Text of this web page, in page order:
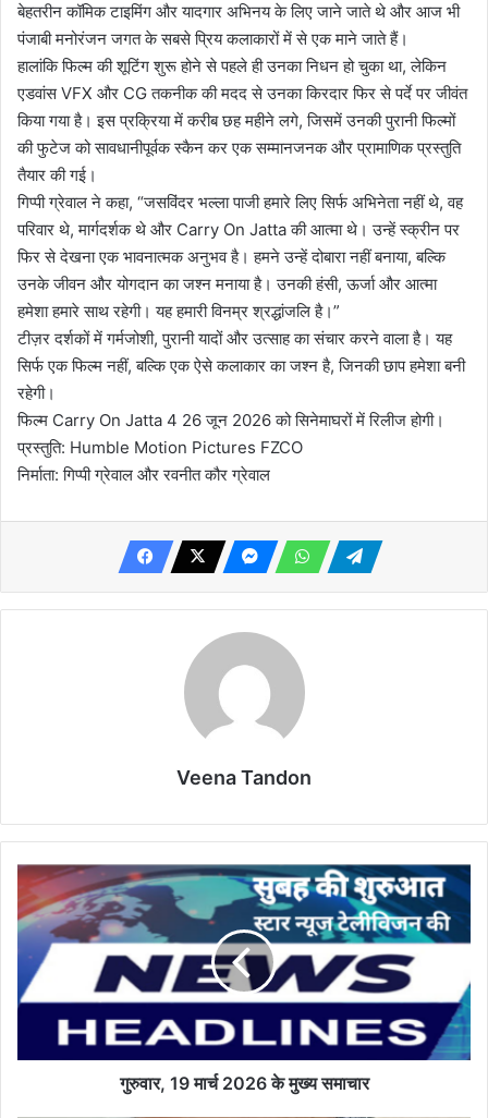
बेहतरीन कॉमिक टाइमिंग और यादगार अभिनय के लिए जाने जाते थे और आज भी
पंजाबी मनोरंजन जगत के सबसे प्रिय कलाकारों में से एक माने जाते हैं।
हालांकि फिल्म की शूटिंग शुरू होने से पहले ही उनका निधन हो चुका था, लेकिन
एडवांस VFX और CG तकनीक की मदद से उनका किरदार फिर से पर्दे पर जीवंत
किया गया है। इस प्रक्रिया में करीब छह महीने लगे, जिसमें उनकी पुरानी फिल्मों
की फुटेज को सावधानीपूर्वक स्कैन कर एक सम्मानजनक और प्रामाणिक प्रस्तुति
तैयार की गई।
गिप्पी ग्रेवाल ने कहा, “जसविंदर भल्ला पाजी हमारे लिए सिर्फ अभिनेता नहीं थे, वह
परिवार थे, मार्गदर्शक थे और Carry On Jatta की आत्मा थे। उन्हें स्क्रीन पर
फिर से देखना एक भावनात्मक अनुभव है। हमने उन्हें दोबारा नहीं बनाया, बल्कि
उनके जीवन और योगदान का जश्न मनाया है। उनकी हंसी, ऊर्जा और आत्मा
हमेशा हमारे साथ रहेगी। यह हमारी विनम्र श्रद्धांजलि है।”
टीज़र दर्शकों में गर्मजोशी, पुरानी यादों और उत्साह का संचार करने वाला है। यह
सिर्फ एक फिल्म नहीं, बल्कि एक ऐसे कलाकार का जश्न है, जिनकी छाप हमेशा बनी
रहेगी।
फिल्म Carry On Jatta 4 26 जून 2026 को सिनेमाघरों में रिलीज होगी।
प्रस्तुति: Humble Motion Pictures FZCO
निर्माता: गिप्पी ग्रेवाल और रवनीत कौर ग्रेवाल
Veena Tandon
गुरुवार,
19
मार्च
2026
मुख्य
समाचार
गुरुवार, 19 मार्च 2026 के मुख्य समाचार